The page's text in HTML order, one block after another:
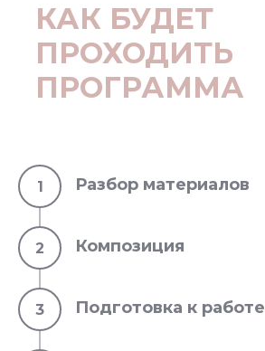
КАК БУДЕТ
ПРОХОДИТЬ
ПРОГРАММА
Разбор материалов
Композиция
Подготовка к работе